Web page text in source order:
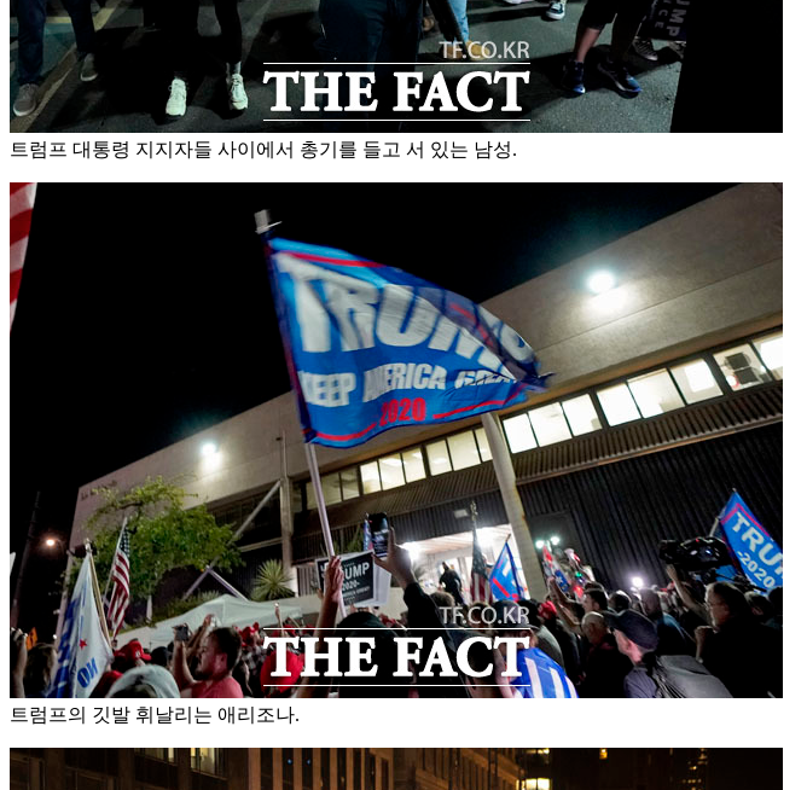
트럼프 대통령 지지자들 사이에서 총기를 들고 서 있는 남성.
트럼프의 깃발 휘날리는 애리조나.